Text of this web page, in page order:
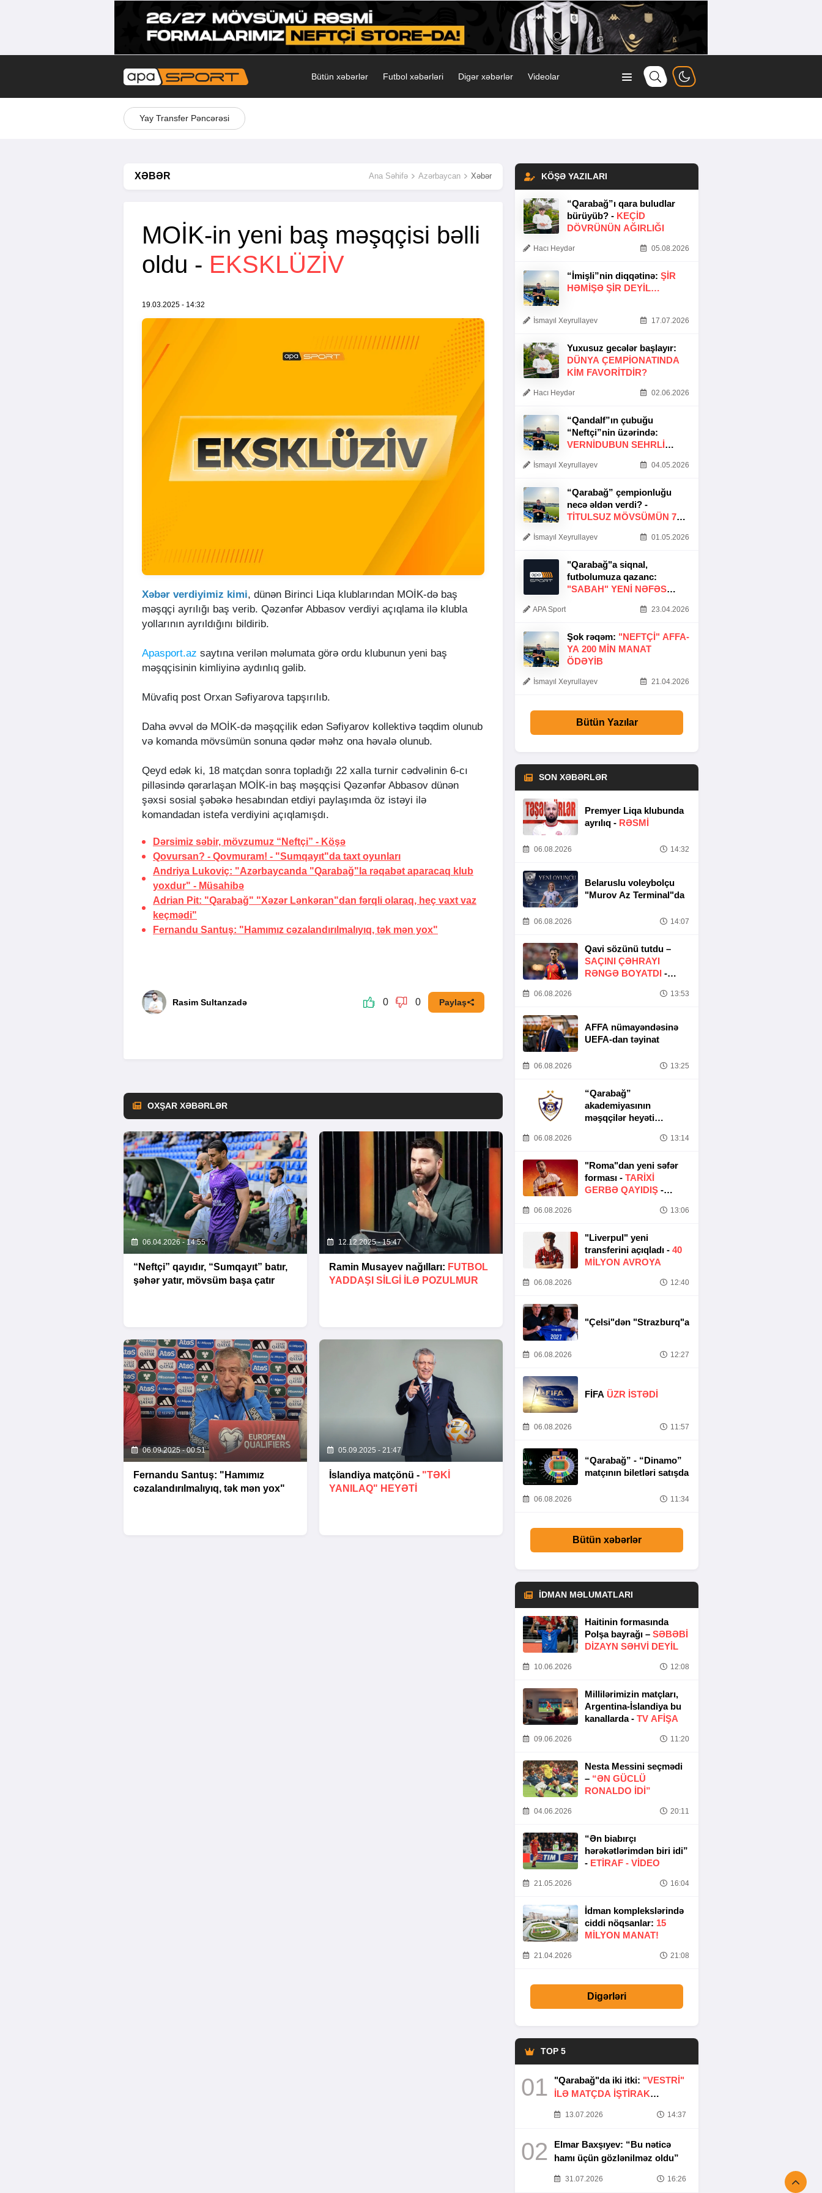
Bütün xəbərlər Futbol xəbərləri Digər xəbərlər Videolar
Yay Transfer Pəncərəsi
XƏBƏR Ana Səhifə Azərbaycan Xəbər
MOİK-in yeni baş məşqçisi bəlli
oldu - EKSKLÜZIV
19.03.2025 - 14:32
Xəbər verdiyimiz kimi, dünən Birinci Liqa klublarından MOİK-də baş
məşqçi ayrılığı baş verib. Qəzənfər Abbasov verdiyi açıqlama ilə klubla
yollarının ayrıldığını bildirib.
Apasport.az saytına verilən məlumata görə ordu klubunun yeni baş
məşqçisinin kimliyinə aydınlıq gəlib.
Müvafiq post Orxan Səfiyarova tapşırılıb.
Daha əvvəl də MOİK-də məşqçilik edən Səfiyarov kollektivə təqdim olunub
və komanda mövsümün sonuna qədər məhz ona həvalə olunub.
Qeyd edək ki, 18 matçdan sonra topladığı 22 xalla turnir cədvəlinin 6-cı
pilləsində qərarlaşan MOİK-in baş məşqçisi Qəzənfər Abbasov dünən
şəxsi sosial şəbəkə hesabından etdiyi paylaşımda öz istəyi ilə
komandadan istefa verdiyini açıqlamışdı.
Dərsimiz səbir, mövzumuz “Neftçi” - Köşə
Qovursan? - Qovmuram! - "Sumqayıt"da taxt oyunları
Andriya Lukoviç: "Azərbaycanda "Qarabağ"la rəqabət aparacaq klub
yoxdur" - Müsahibə
Adrian Pit: "Qarabağ" "Xəzər Lənkəran"dan fərqli olaraq, heç vaxt vaz
keçmədi"
Fernandu Santuş: "Hamımız cəzalandırılmalıyıq, tək mən yox"
Rasim Sultanzadə 0 0 Paylaş
OXŞAR XƏBƏRLƏR
06.04.2026 - 14:55
“Neftçi” qayıdır, “Sumqayıt” batır,
şəhər yatır, mövsüm başa çatır
12.12.2025 - 15:47
Ramin Musayev nağılları: FUTBOL
YADDAŞI SILGI ILƏ POZULMUR
06.09.2025 - 00:51
Fernandu Santuş: "Hamımız
cəzalandırılmalıyıq, tək mən yox"
05.09.2025 - 21:47
İslandiya matçönü - "TƏKI
YANILAQ" HEYƏTI
KÖŞƏ YAZILARI
“Qarabağ”ı qara buludlar
bürüyüb? - KEÇID
DÖVRÜNÜN AĞIRLIĞI
Hacı Heydər 05.08.2026
“İmişli”nin diqqətinə: ŞIR
HƏMIŞƏ ŞIR DEYIL…
İsmayıl Xeyrullayev 17.07.2026
Yuxusuz gecələr başlayır:
DÜNYA ÇEMPIONATINDA
KIM FAVORITDIR?
Hacı Heydər 02.06.2026
“Qandalf”ın çubuğu
“Neftçi”nin üzərində:
VERNİDUBUN SEHRLİ
İsmayıl Xeyrullayev 04.05.2026
“Qarabağ” çempionluğu
necə əldən verdi? -
TITULSUZ MÖVSÜMÜN 7
İsmayıl Xeyrullayev 01.05.2026
"Qarabağ"a siqnal,
futbolumuza qazanc:
"SABAH" YENI NƏFƏS
APA Sport 23.04.2026
Şok rəqəm: "NEFTÇI" AFFA-
YA 200 MIN MANAT
ÖDƏYIB
İsmayıl Xeyrullayev 21.04.2026
Bütün Yazılar
SON XƏBƏRLƏR
Premyer Liqa klubunda
ayrılıq - RƏSMİ
06.08.2026 14:32
Belaruslu voleybolçu
"Murov Az Terminal"da
06.08.2026 14:07
Qavi sözünü tutdu –
SAÇINI ÇƏHRAYI
RƏNGƏ BOYATDI -
06.08.2026 13:53
AFFA nümayəndəsinə
UEFA-dan təyinat
06.08.2026 13:25
“Qarabağ”
akademiyasının
məşqçilər heyəti
06.08.2026 13:14
"Roma"dan yeni səfər
forması - TARIXI
GERBƏ QAYIDIŞ -
06.08.2026 13:06
"Liverpul" yeni
transferini açıqladı - 40
MILYON AVROYA
06.08.2026 12:40
"Çelsi"dən "Strazburq"a
06.08.2026 12:27
FİFA ÜZR İSTƏDİ
06.08.2026 11:57
“Qarabağ” - “Dinamo”
matçının biletləri satışda
06.08.2026 11:34
Bütün xəbərlər
İDMAN MƏLUMATLARI
Haitinin formasında
Polşa bayrağı – SƏBƏBI
DIZAYN SƏHVI DEYIL
10.06.2026 12:08
Millilərimizin matçları,
Argentina-İslandiya bu
kanallarda - TV AFİŞA
09.06.2026 11:20
Nesta Messini seçmədi
– “ƏN GÜCLÜ
RONALDO IDI”
04.06.2026 20:11
“Ən biabırçı
hərəkətlərimdən biri idi”
- ETIRAF - VİDEO
21.05.2026 16:04
İdman komplekslərində
ciddi nöqsanlar: 15
MILYON MANAT!
21.04.2026 21:08
Digərləri
TOP 5
01 "Qarabağ"da iki itki: "VESTRİ"
İLƏ MATÇDA İŞTİRAK
13.07.2026 14:37
02
Elmar Baxşıyev: “Bu nəticə
hamı üçün gözlənilməz oldu”
31.07.2026 16:26